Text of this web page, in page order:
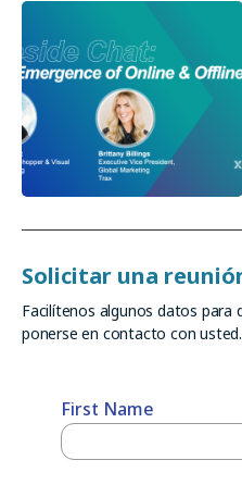
Solicitar una
Facilítenos algunos datos para
ponerse en contacto con usted.